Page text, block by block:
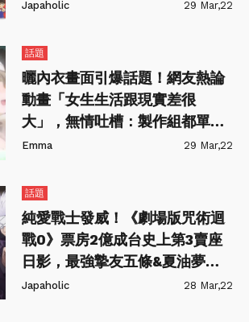
Japaholic 29 Mar,22
話題
曬內衣畫面引爆話題！網友熱論
動畫「女生生活跟現實差很
大」，無情吐槽：製作組都單身
男吧～
Emma 29 Mar,22
話題
純愛戰士發威！《劇場版咒術迴
戰0》票房2億成台史上第3賣座
日影，最強摯友五條&夏油夢幻
共演！
Japaholic 28 Mar,22